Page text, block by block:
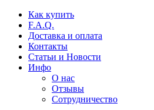
Как купить
F.A.Q.
Доставка и оплата
Контакты
Статьи и Новости
Инфо
О нас
Отзывы
Сотрудничество